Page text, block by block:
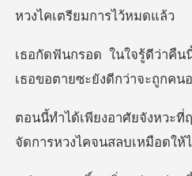
เธอขอตายซ
จัดก